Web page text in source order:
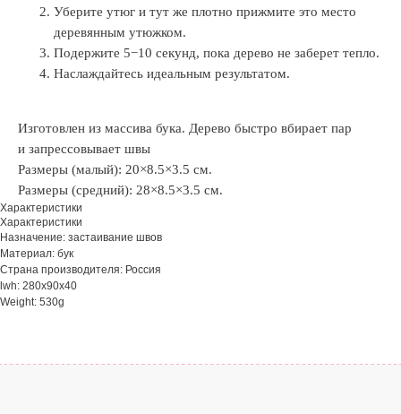
Уберите утюг и тут же плотно прижмите это место
деревянным утюжком.
Подержите 5−10 секунд, пока дерево не заберет тепло.
Наслаждайтесь идеальным результатом.
Изготовлен из массива бука. Дерево быстро вбирает пар
и запрессовывает швы
Размеры (малый): 20×8.5×3.5 см.
Размеры (средний): 28×8.5×3.5 см.
Характеристики
Характеристики
Назначение: застаивание швов
Материал: бук
Страна производителя: Россия
lwh: 280x90x40
Weight: 530g